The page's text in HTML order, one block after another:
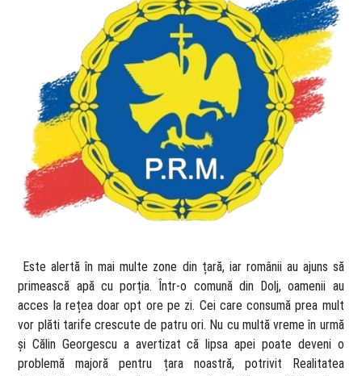
​ Este alertă în mai multe zone din țară, iar românii au ajuns să
primească apă cu porția. Într-o comună din Dolj, oamenii au
acces la rețea doar opt ore pe zi. Cei care consumă prea mult
vor plăti tarife crescute de patru ori. Nu cu multă vreme în urmă
și Călin Georgescu a avertizat că lipsa apei poate deveni o
problemă majoră pentru țara noastră, potrivit Realitatea